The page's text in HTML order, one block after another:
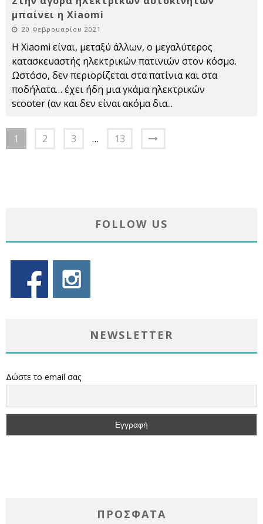
μπαίνει η Xiaomi
20 Φεβρουαρίου 2021
Η Xiaomi είναι, μεταξύ άλλων, ο μεγαλύτερος
κατασκευαστής ηλεκτρικών πατινιών στον κόσμο.
Ωστόσο, δεν περιορίζεται στα πατίνια και στα
ποδήλατα… έχει ήδη μια γκάμα ηλεκτρικών
scooter (αν και δεν είναι ακόμα δια...
1 2 3 … 13
FOLLOW US
NEWSLETTER
Δώστε το email σας
ΠΡΌΣΦΑΤΑ